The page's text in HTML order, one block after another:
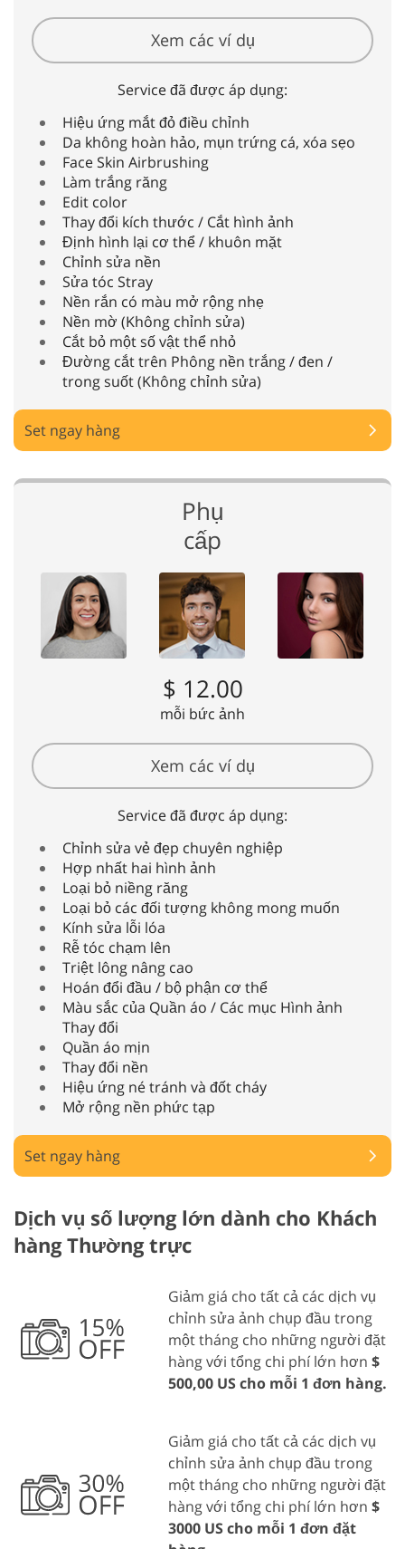
Xem các ví dụ
Service đã được áp dụng:
Hiệu ứng mắt đỏ điều chỉnh
Da không hoàn hảo, mụn trứng cá, xóa sẹo
Face Skin Airbrushing
Làm trắng răng
Edit color
Thay đổi kích thước / Cắt hình ảnh
Định hình lại cơ thể / khuôn mặt
Chỉnh sửa nền
Sửa tóc Stray
Nền rắn có màu mở rộng nhẹ
Nền mờ (Không chỉnh sửa)
Cắt bỏ một số vật thể nhỏ
Đường cắt trên Phông nền trắng / đen /
trong suốt (Không chỉnh sửa)
Set ngay hàng
Phụ
cấp
$ 12.00
mỗi bức ảnh
Xem các ví dụ
Service đã được áp dụng:
Chỉnh sửa vẻ đẹp chuyên nghiệp
Hợp nhất hai hình ảnh
Loại bỏ niềng răng
Loại bỏ các đối tượng không mong muốn
Kính sửa lỗi lóa
Rễ tóc chạm lên
Triệt lông nâng cao
Hoán đổi đầu / bộ phận cơ thể
Màu sắc của Quần áo / Các mục Hình ảnh
Thay đổi
Quần áo mịn
Thay đổi nền
Hiệu ứng né tránh và đốt cháy
Mở rộng nền phức tạp
Set ngay hàng
Dịch vụ số lượng lớn dành cho Khách
hàng Thường trực
Giảm giá cho tất cả các dịch vụ
chỉnh sửa ảnh chụp đầu trong
một tháng cho những người đặt
hàng với tổng chi phí lớn hơn $
500,00 US cho mỗi 1 đơn hàng.
Giảm giá cho tất cả các dịch vụ
chỉnh sửa ảnh chụp đầu trong
một tháng cho những người đặt
hàng với tổng chi phí lớn hơn $
3000 US cho mỗi 1 đơn đặt